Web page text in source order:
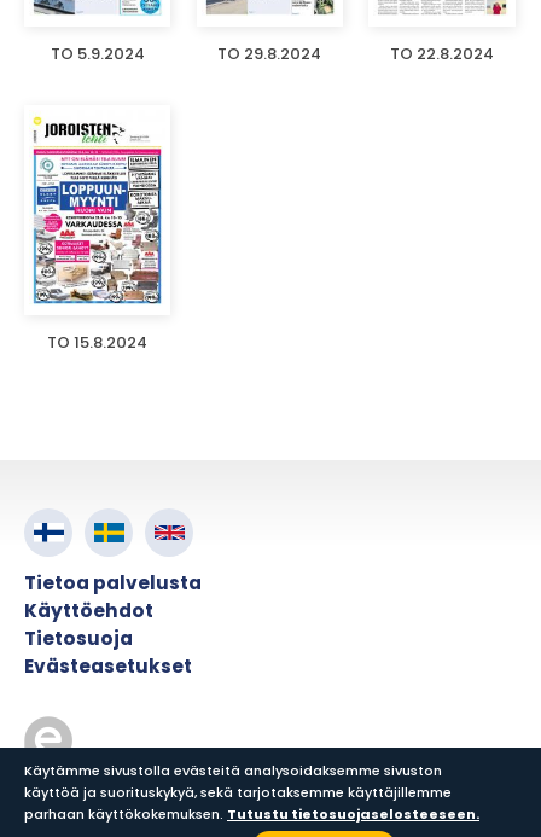
TO 5.9.2024 TO 29.8.2024 TO 22.8.2024
TO 15.8.2024
Tietoa palvelusta
Käyttöehdot
Tietosuoja
Evästeasetukset
© ePress Nordic
Käytämme sivustolla evästeitä analysoidaksemme sivuston
käyttöä ja suorituskykyä, sekä tarjotaksemme käyttäjillemme
parhaan käyttökokemuksen. Tutustu tietosuojaselosteeseen.